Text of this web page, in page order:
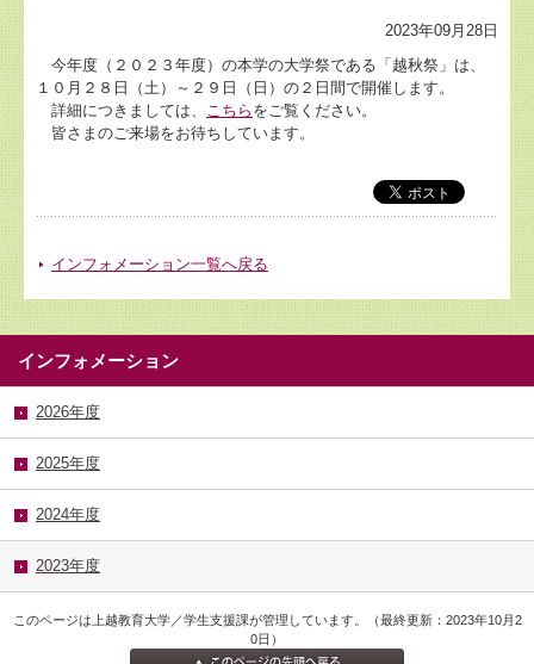
2023年09月28日
今年度（２０２３年度）の本学の大学祭である「越秋祭」は、
１０月２８日（土）～２９日（日）の２日間で開催します。
詳細につきましては、 こちら をご覧ください。
皆さまのご来場をお待ちしています。
インフォメーション一覧へ戻る
インフォメーション
2026年度
2025年度
2024年度
2023年度
このページは上越教育大学／学生支援課が管理しています。（最終更新：2023年10月2
0日）